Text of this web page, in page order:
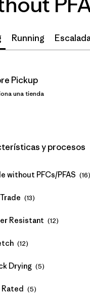
Running
Pickup
una tienda
por y procesos
without PFCs/PFAS (16)
(13)
Resistant (12)
(12)
Drying (5)
Rated (5)